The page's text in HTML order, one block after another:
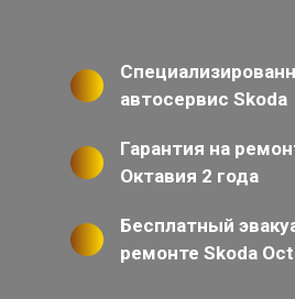
автосервис Skoda
Гарантия на
Октавия 2 года
Бесплатный
ремонте Skoda